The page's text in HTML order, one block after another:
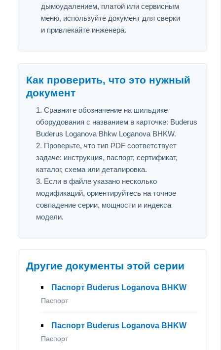
дымоудалением, платой или сервисным
меню, используйте документ для сверки
и привлекайте инженера.
Как проверить, что это нужный
документ
Сравните обозначение на шильдике
оборудования с названием в карточке: Buderus
Buderus Loganova Bhkw Loganova BHKW.
Проверьте, что тип PDF соответствует
задаче: инструкция, паспорт, сертификат,
каталог, схема или деталировка.
Если в файле указано несколько
модификаций, ориентируйтесь на точное
совпадение серии, мощности и индекса
модели.
Другие документы этой серии
Паспорт Buderus Loganova BHKW
Паспорт
Паспорт Buderus Loganova BHKW
Паспорт